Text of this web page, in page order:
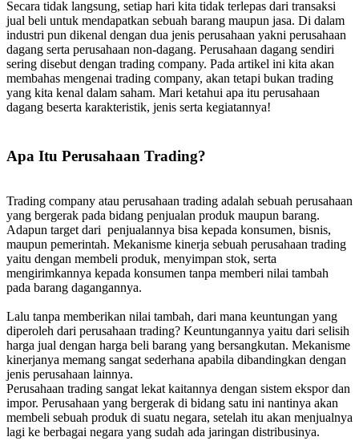
Secara tidak langsung, setiap hari kita tidak terlepas dari transaksi
jual beli untuk mendapatkan sebuah barang maupun jasa. Di dalam
industri pun dikenal dengan dua jenis perusahaan yakni perusahaan
dagang serta perusahaan non-dagang. Perusahaan dagang sendiri
sering disebut dengan trading company. Pada artikel ini kita akan
membahas mengenai trading company, akan tetapi bukan trading
yang kita kenal dalam saham. Mari ketahui apa itu perusahaan
dagang beserta karakteristik, jenis serta kegiatannya!
Apa Itu Perusahaan Trading?
Trading company atau perusahaan trading adalah sebuah perusahaan
yang bergerak pada bidang penjualan produk maupun barang.
Adapun target dari penjualannya bisa kepada konsumen, bisnis,
maupun pemerintah. Mekanisme kinerja sebuah perusahaan trading
yaitu dengan membeli produk, menyimpan stok, serta
mengirimkannya kepada konsumen tanpa memberi nilai tambah
pada barang dagangannya.
Lalu tanpa memberikan nilai tambah, dari mana keuntungan yang
diperoleh dari perusahaan trading? Keuntungannya yaitu dari selisih
harga jual dengan harga beli barang yang bersangkutan. Mekanisme
kinerjanya memang sangat sederhana apabila dibandingkan dengan
jenis perusahaan lainnya.
Perusahaan trading sangat lekat kaitannya dengan sistem ekspor dan
impor. Perusahaan yang bergerak di bidang satu ini nantinya akan
membeli sebuah produk di suatu negara, setelah itu akan menjualnya
lagi ke berbagai negara yang sudah ada jaringan distribusinya.